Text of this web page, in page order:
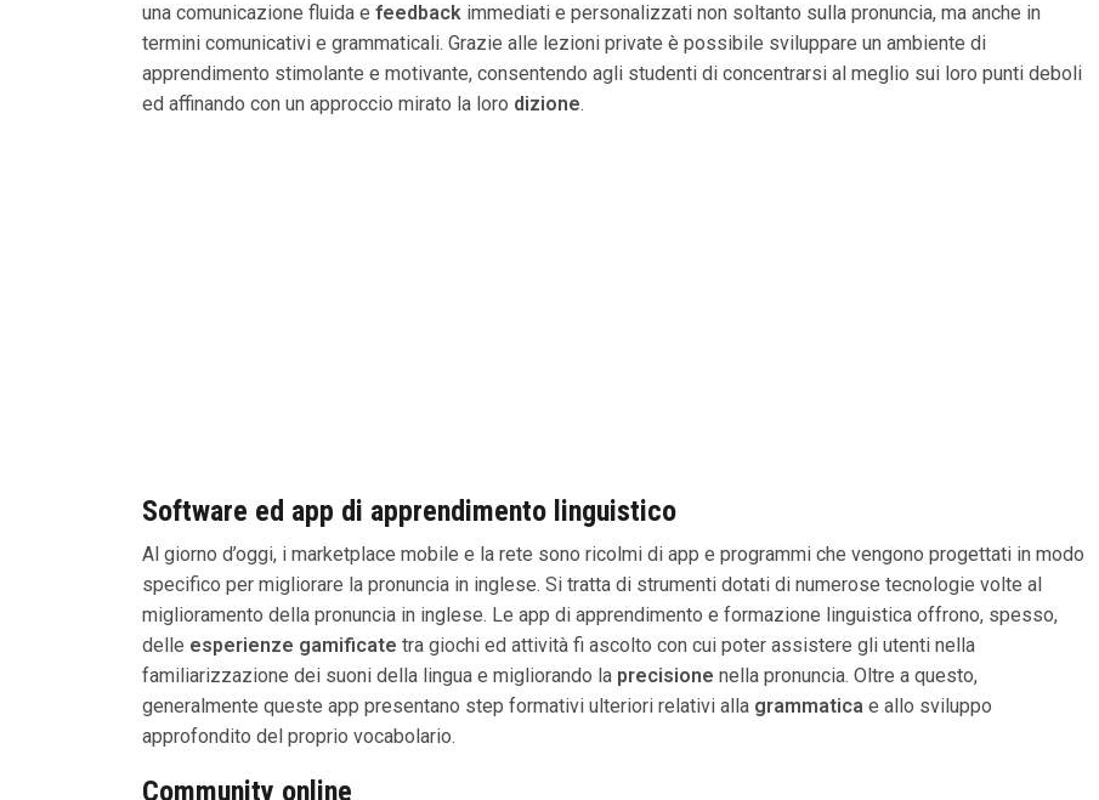
una comunicazione fluida e feedback immediati e personalizzati non soltanto sulla pronuncia, ma anche in
termini comunicativi e grammaticali. Grazie alle lezioni private è possibile sviluppare un ambiente di
apprendimento stimolante e motivante, consentendo agli studenti di concentrarsi al meglio sui loro punti deboli
ed affinando con un approccio mirato la loro dizione.
Software ed app di apprendimento linguistico
Al giorno d’oggi, i marketplace mobile e la rete sono ricolmi di app e programmi che vengono progettati in modo
specifico per migliorare la pronuncia in inglese. Si tratta di strumenti dotati di numerose tecnologie volte al
miglioramento della pronuncia in inglese. Le app di apprendimento e formazione linguistica offrono, spesso,
delle esperienze gamificate tra giochi ed attività fi ascolto con cui poter assistere gli utenti nella
familiarizzazione dei suoni della lingua e migliorando la precisione nella pronuncia. Oltre a questo,
generalmente queste app presentano step formativi ulteriori relativi alla grammatica e allo sviluppo
approfondito del proprio vocabolario.
Community online